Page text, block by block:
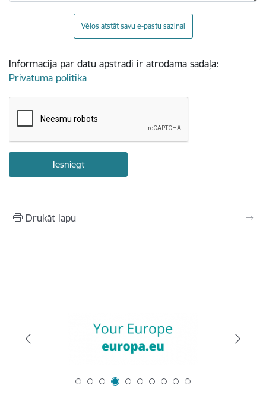
Vēlos atstāt savu e-pastu saziņai
Informācija par datu apstrādi ir atrodama sadaļā:
Privātuma politika
Drukāt lapu